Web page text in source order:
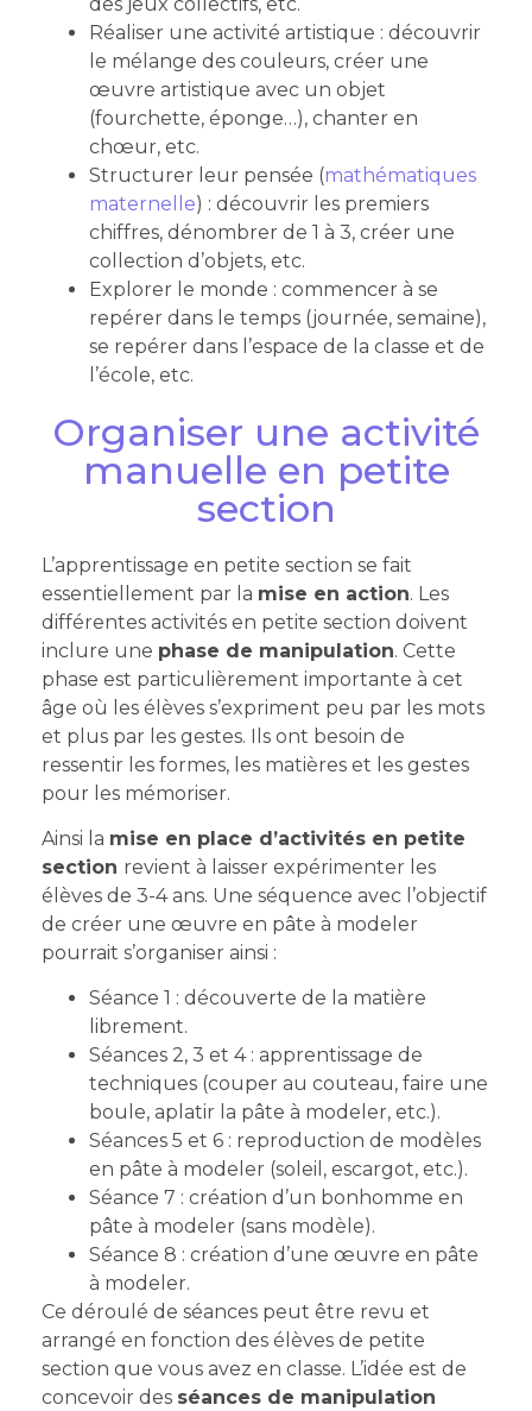
Réaliser une activité artistique : découvrir
le mélange des couleurs, créer une
œuvre artistique avec un objet
(fourchette, éponge…), chanter en
chœur, etc.
Structurer leur pensée (mathématiques
maternelle) : découvrir les premiers
chiffres, dénombrer de 1 à 3, créer une
collection d’objets, etc.
Explorer le monde : commencer à se
repérer dans le temps (journée, semaine),
se repérer dans l’espace de la classe et de
l’école, etc.
Organiser une activité
manuelle en petite
section
L’apprentissage en petite section se fait
essentiellement par la mise en action. Les
différentes activités en petite section doivent
inclure une phase de manipulation. Cette
phase est particulièrement importante à cet
âge où les élèves s’expriment peu par les mots
et plus par les gestes. Ils ont besoin de
ressentir les formes, les matières et les gestes
pour les mémoriser.
Ainsi la mise en place d’activités en petite
section revient à laisser expérimenter les
élèves de 3-4 ans. Une séquence avec l’objectif
de créer une œuvre en pâte à modeler
pourrait s’organiser ainsi :
Séance 1 : découverte de la matière
librement.
Séances 2, 3 et 4 : apprentissage de
techniques (couper au couteau, faire une
boule, aplatir la pâte à modeler, etc.).
Séances 5 et 6 : reproduction de modèles
en pâte à modeler (soleil, escargot, etc.).
Séance 7 : création d’un bonhomme en
pâte à modeler (sans modèle).
Séance 8 : création d’une œuvre en pâte
à modeler.
Ce déroulé de séances peut être revu et
arrangé en fonction des élèves de petite
section que vous avez en classe. L’idée est de
concevoir des séances de manipulation